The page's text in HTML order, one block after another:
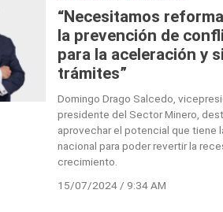
“Necesitamos
la prevención de
para la aceleración y
trámites”
Domingo Drago Salcedo,
presidente del Sector Minero,
aprovechar el potencial que tiene
nacional para poder revertir la
crecimiento.
15/07/2024 / 9:34 AM